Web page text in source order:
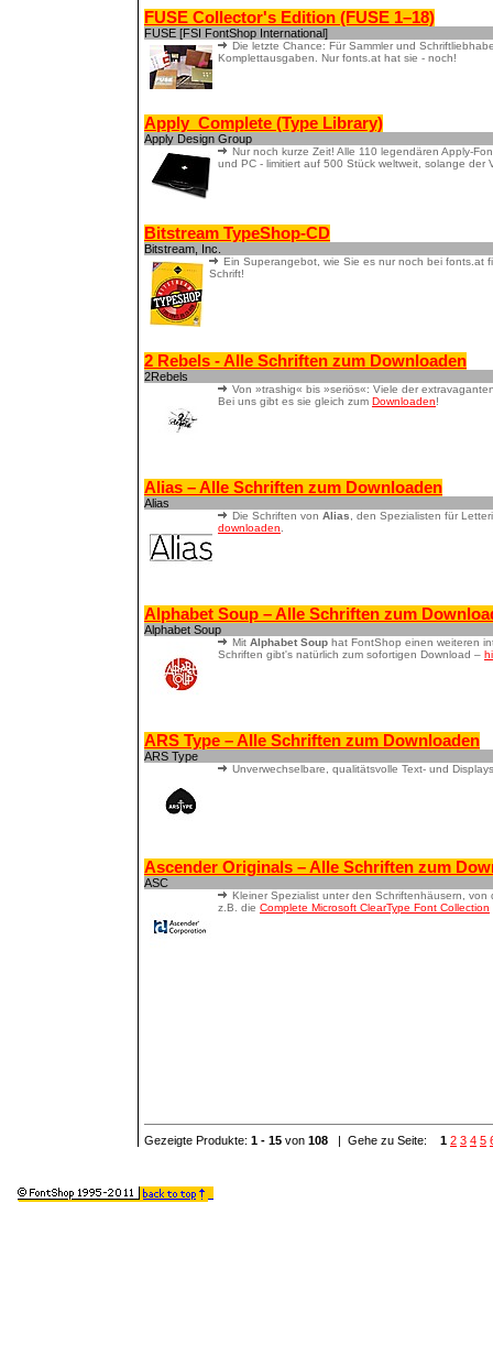
FUSE Collector's Edition (FUSE 1–18)
FUSE [FSI FontShop International]
Die letzte Chance: Für Sammler und
Komplettausgaben. Nur fonts.at hat sie - noch!
Apply_Complete (Type Library)
Apply Design Group
Nur noch kurze Zeit! Alle 110 legendären Apply-
und PC - limitiert auf 500 Stück weltweit, solange der
Bitstream TypeShop-CD
Bitstream, Inc.
Ein Superangebot, wie Sie es nur noch bei fonts.at
Schrift!
2 Rebels - Alle Schriften zum Downloaden
2Rebels
Von »trashig« bis »seriös«: Viele der
Bei uns gibt es sie gleich zum Downloaden!
Alias – Alle Schriften zum Downloaden
Alias
Die Schriften von Alias , den Spezialisten für
downloaden
Alphabet Soup – Alle Schriften zum
Alphabet Soup
Mit Alphabet Soup hat FontShop einen weiteren
Schriften gibt's natürlich zum sofortigen Download –
ARS Type – Alle Schriften zum Downloaden
ARS Type
Unverwechselbare, qualitätsvolle Text- und
Ascender Originals – Alle Schriften zum
ASC
Kleiner Spezialist unter den Schriftenhäusern,
z.B. die Complete Microsoft ClearType Font Collection
Gezeigte Produkte: 1 - 15 von 108 | Gehe zu Seite: 1 2 3 4 5